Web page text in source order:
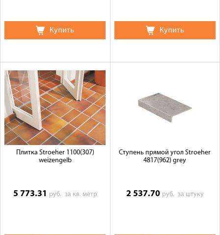
Купить Купить
Плитка Stroeher 1100(307)
weizengelb
5 773.31 руб. за кв. метр
Ступень прямой угол Stroeher
4817(962) grey
2 537.70 руб. за штуку